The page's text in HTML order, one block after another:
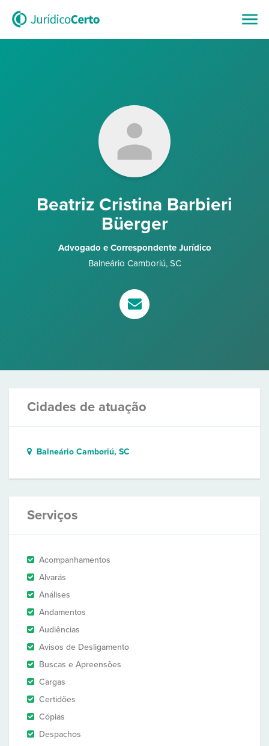
Beatriz Cristina Barbieri
Büerger
Advogado e Correspondente Jurídico
Balneário Camboriú, SC
Cidades de atuação
Balneário Camboriú, SC
Serviços
Acompanhamentos
Alvarás
Análises
Andamentos
Audiências
Avisos de Desligamento
Buscas e Apreensões
Cargas
Certidões
Cópias
Despachos